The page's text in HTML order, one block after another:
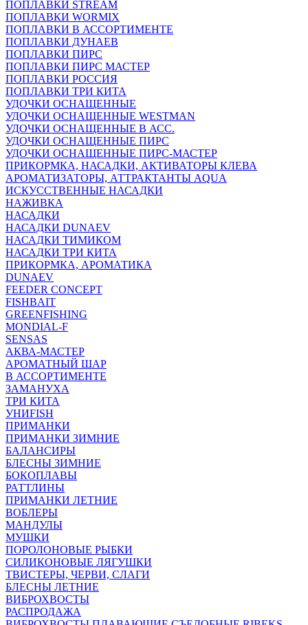
ПОПЛАВКИ STREAM
ПОПЛАВКИ WORMIX
ПОПЛАВКИ В АССОРТИМЕНТЕ
ПОПЛАВКИ ДУНАЕВ
ПОПЛАВКИ ПИРС
ПОПЛАВКИ ПИРС МАСТЕР
ПОПЛАВКИ РОССИЯ
ПОПЛАВКИ ТРИ КИТА
УДОЧКИ ОСНАЩЕННЫЕ
УДОЧКИ ОСНАЩЕННЫЕ WESTMAN
УДОЧКИ ОСНАЩЕННЫЕ В АСС.
УДОЧКИ ОСНАЩЕННЫЕ ПИРС
УДОЧКИ ОСНАЩЕННЫЕ ПИРС-МАСТЕР
ПРИКОРМКА, НАСАДКИ, АКТИВАТОРЫ КЛЕВА
АРОМАТИЗАТОРЫ, АТТРАКТАНТЫ AQUA
ИСКУССТВЕННЫЕ НАСАДКИ
НАЖИВКА
НАСАДКИ
НАСАДКИ DUNAEV
НАСАДКИ ТИМИКОМ
НАСАДКИ ТРИ КИТА
ПРИКОРМКА, АРОМАТИКА
DUNAEV
FEEDER CONCEPT
FISHBAIT
GREENFISHING
MONDIAL-F
SENSAS
АКВА-МАСТЕР
АРОМАТНЫЙ ШАР
В АССОРТИМЕНТЕ
ЗАМАНУХА
ТРИ КИТА
УНИFISH
ПРИМАНКИ
ПРИМАНКИ ЗИМНИЕ
БАЛАНСИРЫ
БЛЕСНЫ ЗИМНИЕ
БОКОПЛАВЫ
РАТТЛИНЫ
ПРИМАНКИ ЛЕТНИЕ
ВОБЛЕРЫ
МАНДУЛЫ
МУШКИ
ПОРОЛОНОВЫЕ РЫБКИ
СИЛИКОНОВЫЕ ЛЯГУШКИ
ТВИСТЕРЫ, ЧЕРВИ, СЛАГИ
БЛЕСНЫ ЛЕТНИЕ
ВИБРОХВОСТЫ
РАСПРОДАЖА